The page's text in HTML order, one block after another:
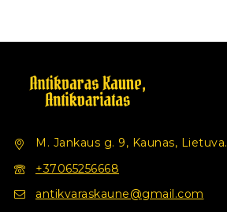
M. Jankaus g. 9, Kaunas, Lietuva.
+37065256668
antikvaraskaune@gmail.com